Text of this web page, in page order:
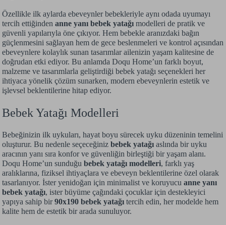
Özellikle ilk aylarda ebeveynler bebekleriyle aynı odada uyumayı
tercih ettiğinden anne yanı bebek yatağı modelleri de pratik ve
güvenli yapılarıyla öne çıkıyor. Hem bebekle aranızdaki bağın
güçlenmesini sağlayan hem de gece beslenmeleri ve kontrol açısından
ebeveynlere kolaylık sunan tasarımlar ailenizin yaşam kalitesine de
doğrudan etki ediyor. Bu anlamda Doqu Home’un farklı boyut,
malzeme ve tasarımlarla geliştirdiği bebek yatağı seçenekleri her
ihtiyaca yönelik çözüm sunarken, modern ebeveynlerin estetik ve
işlevsel beklentilerine hitap ediyor.
Bebek Yatağı Modelleri
Bebeğinizin ilk uykuları, hayat boyu sürecek uyku düzeninin temelini
oluşturur. Bu nedenle seçeceğiniz bebek yatağı aslında bir uyku
aracının yanı sıra konfor ve güvenliğin birleştiği bir yaşam alanı.
Doqu Home’un sunduğu bebek yatağı modelleri, farklı yaş
aralıklarına, fiziksel ihtiyaçlara ve ebeveyn beklentilerine özel olarak
tasarlanıyor. İster yenidoğan için minimalist ve koruyucu anne yanı
bebek yatağı, ister büyüme çağındaki çocuklar için destekleyici
yapıya sahip bir90x190 bebek yatağı tercih edin, her modelde hem
kalite hem de estetik bir arada sunuluyor.